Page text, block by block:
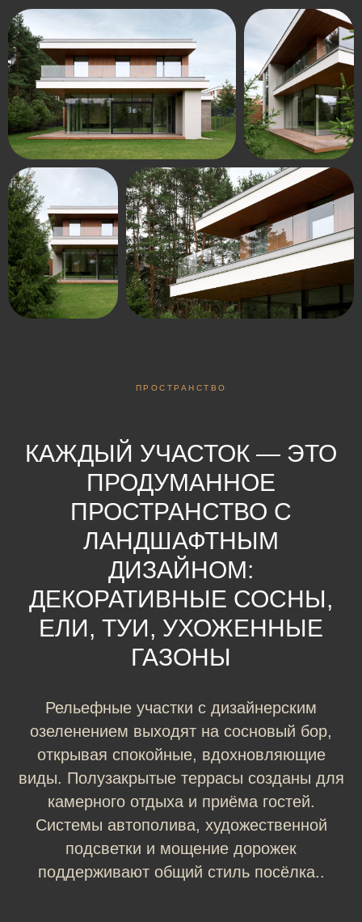
ПРОСТРАНСТВО
КАЖДЫЙ УЧАСТОК — ЭТО
ПРОДУМАННОЕ
ПРОСТРАНСТВО С
ЛАНДШАФТНЫМ
ДИЗАЙНОМ:
ДЕКОРАТИВНЫЕ СОСНЫ,
ЕЛИ, ТУИ, УХОЖЕННЫЕ
ГАЗОНЫ
Рельефные участки с дизайнерским
озеленением выходят на сосновый бор,
открывая спокойные, вдохновляющие
виды. Полузакрытые террасы созданы для
камерного отдыха и приёма гостей.
Системы автополива, художественной
подсветки и мощение дорожек
поддерживают общий стиль посёлка..